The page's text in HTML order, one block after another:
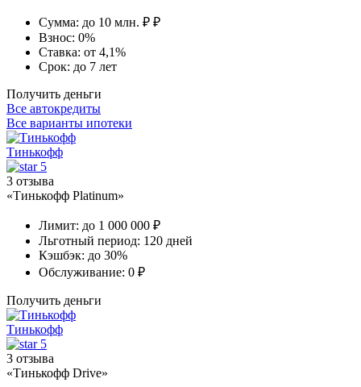
Сумма: до 10 млн. ₽ ₽
Взнос: 0%
Ставка: от 4,1%
Срок: до 7 лет
Получить деньги
Все автокредиты
Все варианты ипотеки
Тинькофф
5
3 отзыва
«Тинькофф Platinum»
Лимит: до 1 000 000 ₽
Льготный период: 120 дней
Кэшбэк: до 30%
Обслуживание: 0 ₽
Получить деньги
Тинькофф
5
3 отзыва
«Тинькофф Drive»